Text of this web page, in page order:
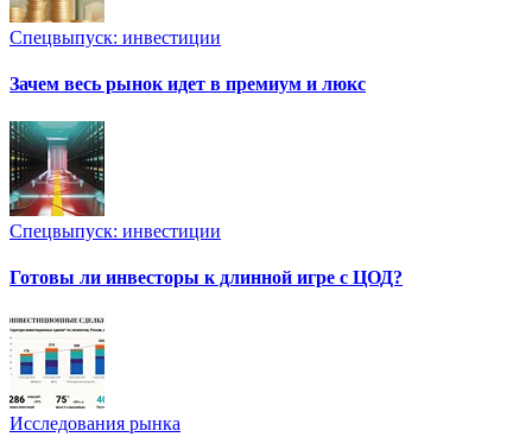
Спецвыпуск: инвестиции
Зачем весь рынок идет в премиум и люкс
Спецвыпуск: инвестиции
Готовы ли инвесторы к длинной игре с ЦОД?
Исследования рынка